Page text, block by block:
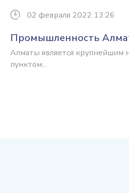
02 февраля 2022 13:26
Промышленность
Алматы является крупнейшим
пунктом...